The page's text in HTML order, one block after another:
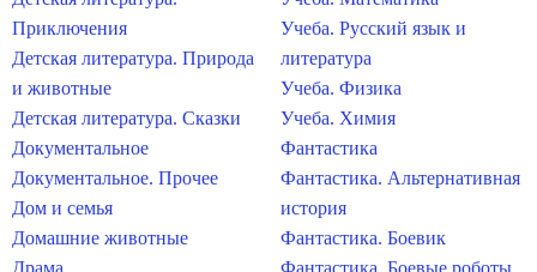
Приключения
Детская литература. Природа
и животные
Детская литература. Сказки
Документальное
Документальное. Прочее
Дом и семья
Домашние животные
Драма
Учеба. Русский язык и
литература
Учеба. Физика
Учеба. Химия
Фантастика
Фантастика. Альтернативная
история
Фантастика. Боевик
Фантастика. Боевые роботы